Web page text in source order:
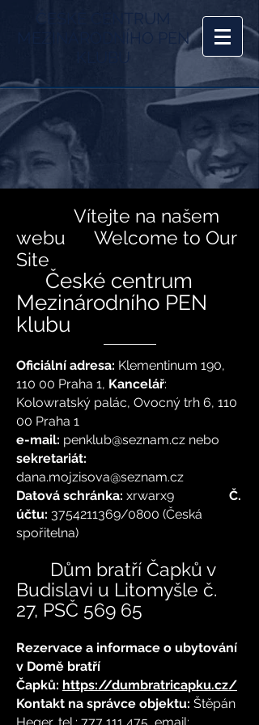
ČESKÉ CENTRUM
MEZINÁRODNÍHO PEN
KLUBU
Vítejte na našem
webu Welcome to Our
Site
České centrum
Mezinárodního PEN
klubu
Oficiální adresa: Klementinum 190,
110 00 Praha 1, Kancelář:
Kolowratský palác, Ovocný trh 6, 110
00 Praha 1
e-mail: penklub@seznam.cz nebo
sekretariát:
dana.mojzisova@seznam.cz
Datová schránka: xrwarx9 Č.
účtu: 3754211369/0800 (Česká
spořitelna)
Dům bratří Čapků v
Budislavi u Litomyšle č.
27, PSČ 569 65
Rezervace a informace o ubytování
v Domě bratří
Čapků: https://dumbratricapku.cz/
Kontakt na správce objektu: Štěpán